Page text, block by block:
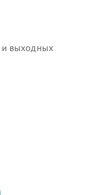
выходных